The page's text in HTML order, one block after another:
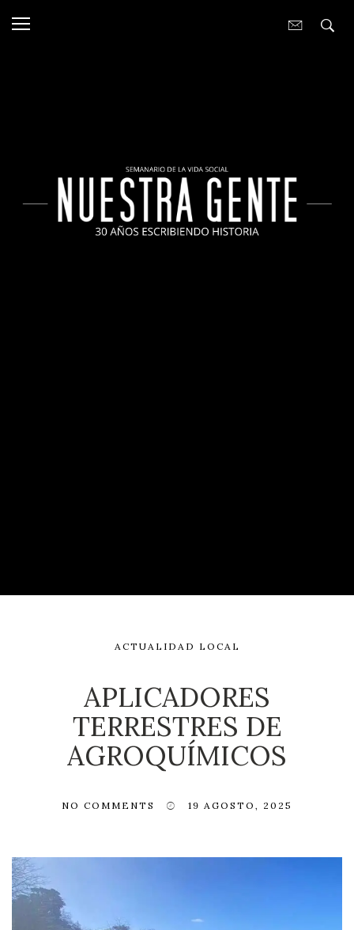
ACTUALIDAD LOCAL
APLICADORES
TERRESTRES DE
AGROQUÍMICOS
NO COMMENTS 19 AGOSTO, 2025